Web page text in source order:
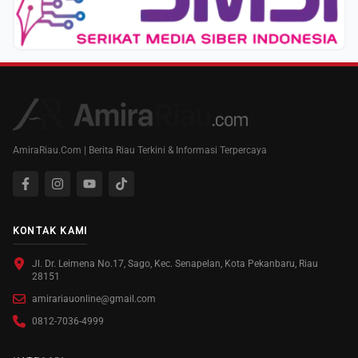
AmiraRiau.Com | Berita Riau Terkini & Informasi Terpercaya
KONTAK KAMI
Jl. Dr. Leimena No.17, Sago, Kec. Senapelan, Kota Pekanbaru, Riau
28151
amirariauonline@gmail.com
0812-7036-4999